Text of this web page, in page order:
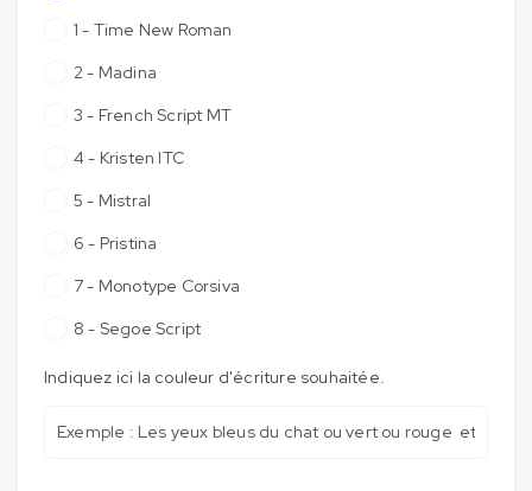
1 - Time New Roman
2 - Madina
3 - French Script MT
4 - Kristen ITC
5 - Mistral
6 - Pristina
7 - Monotype Corsiva
8 - Segoe Script
Indiquez ici la couleur d'écriture souhaitée.